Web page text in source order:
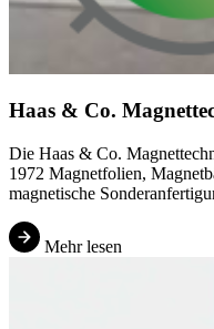
Haas & Co.
Die Haas & Co.
1972 Magnetfolien,
magnetische
Mehr lesen